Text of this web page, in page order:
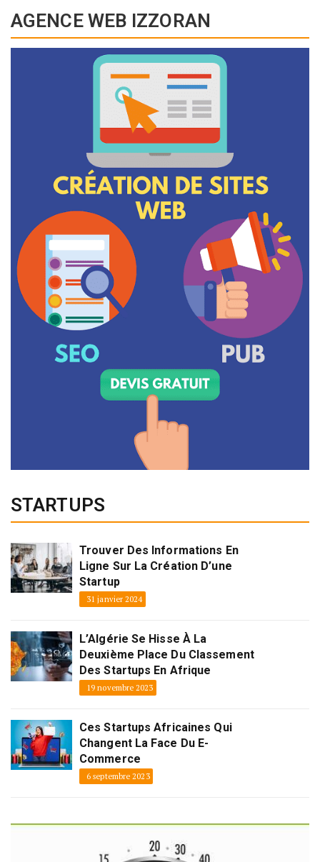
AGENCE WEB IZZORAN
STARTUPS
Trouver Des Informations En
Ligne Sur La Création D’une
Startup
31 janvier 2024
L’Algérie Se Hisse À La
Deuxième Place Du Classement
Des Startups En Afrique
19 novembre 2023
Ces Startups Africaines Qui
Changent La Face Du E-
Commerce
6 septembre 2023